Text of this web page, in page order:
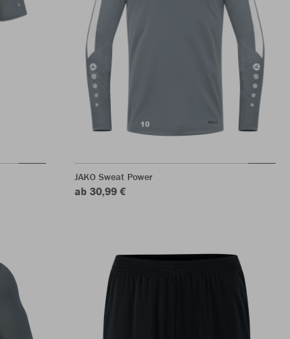
JAKO Sweat Power
ab 30,99 €